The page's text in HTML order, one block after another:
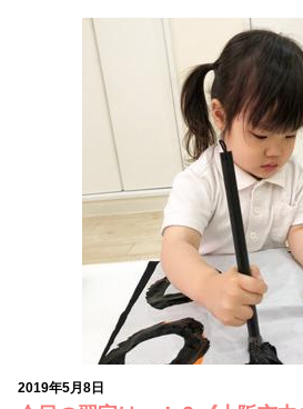
2019年5月8日